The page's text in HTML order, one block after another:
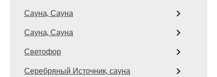
Сауна, Сауна
Сауна, Сауна
Светофор
Серебряный Источник, сауна